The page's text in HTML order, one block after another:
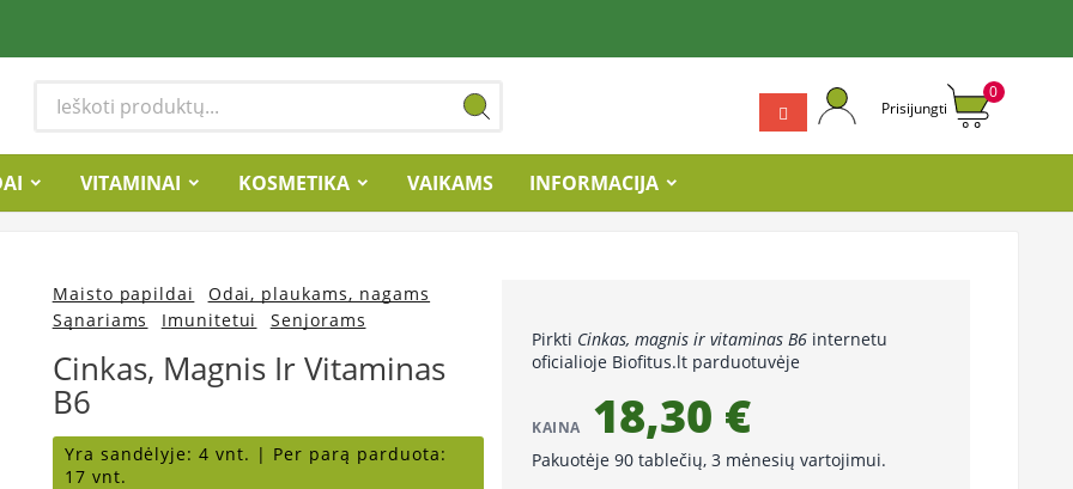
Prisijungti
0
VITAMINAI KOSMETIKA VAIKAMS INFORMACIJA
Maisto papildai
Odai, plaukams, nagams
Sąnariams
Imunitetui Senjorams
Cinkas, Magnis Ir Vitaminas
B6
Yra sandėlyje:4 vnt. | Per parą parduota:
17 vnt.
Pirkti Cinkas, magnis ir vitaminas B6 internetu
oficialioje Biofitus.lt parduotuvėje
KAINA 18,30 €
Pakuotėje 90 tablečių, 3 mėnesių vartojimui.